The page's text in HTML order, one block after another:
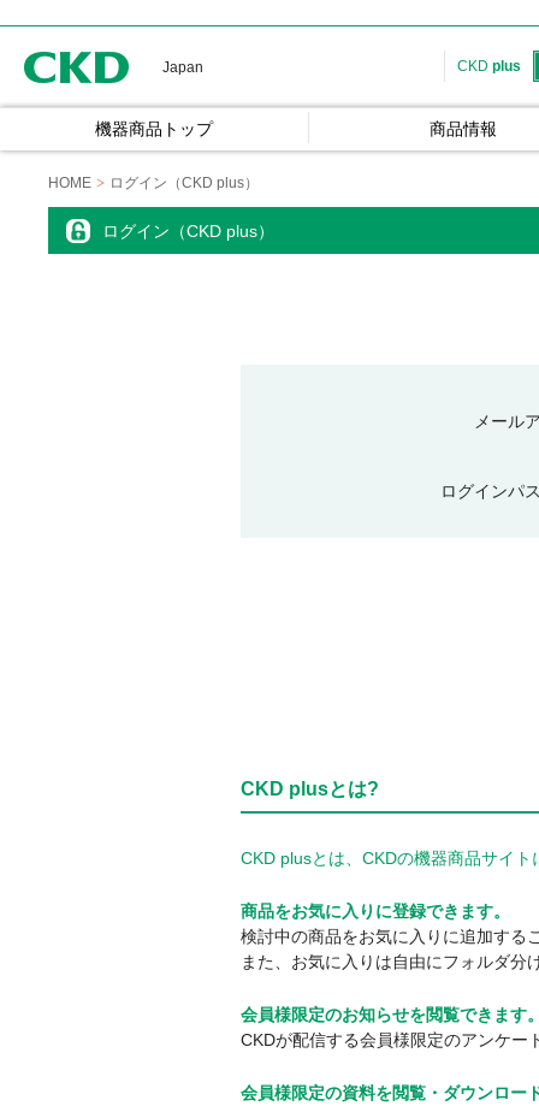
Japan CKD plus
機器商品トップ 商品情報
HOME ログイン（CKD plus）
ログイン（CKD plus）
メール
ログインパ
CKD plusとは?
CKD plusとは、CKDの機器商品サイ
商品をお気に入りに登録できます。
検討中の商品をお気に入りに追加する
また、お気に入りは自由にフォルダ
会員様限定のお知らせを閲覧できます
CKDが配信する会員様限定のアンケー
会員様限定の資料を閲覧・ダウンロー